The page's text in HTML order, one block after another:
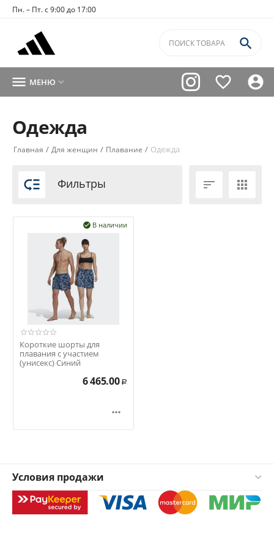
Пн. – Пт. с 9:00 до 17:00



 МЕНЮ 
Одежда
Главная / Для женщин / Плавание / Одежда
 Фильтры  
В наличии

Короткие шорты для
плавания с участием
(унисекс) Синий
6 465.00 Р

Условия продажи